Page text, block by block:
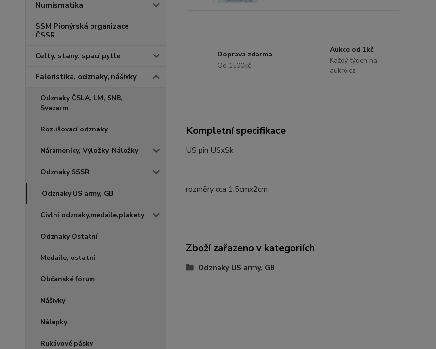
Numismatika
SSM Pionýrská organizace
ČSSR
Celty, stany, spací pytle
Faleristika, odznaky, nášivky
Odznaky ČSLA, LM, SNB,
Svazarm
Rozlišovací odznaky
Nárameníky, Výložky, Náložky
Odznaky SSSR
Odznaky US army, GB
Civlní odznaky,medaile,plakety
Odznaky Ostatní
Medaile, ostatní
Občanské fórum
Nášivky
Nálepky
Rukávové pásky
Doprava zdarma
Od 1500kč
Aukce od 1kč
Každý týden na
aukro.cz
Kompletní specifikace
US pin USxSk
rozměry cca 1,5cmx2cm
Zboží zařazeno v kategoriích
Odznaky US army, GB